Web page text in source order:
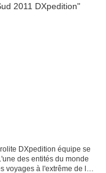
DXpedition équipe se
des entités du monde
voyages à l'extrême de la